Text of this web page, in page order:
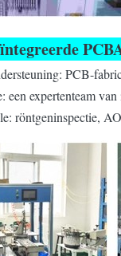
PCB-
expertenteam
röntgeninspectie,